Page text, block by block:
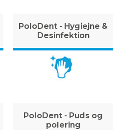
PoloDent - Hygiejne &
Desinfektion
PoloDent - Puds og
polering